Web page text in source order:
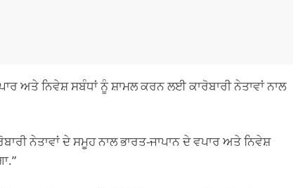
ਅਤੇ ਨਿਵੇਸ਼ ਸਬੰਧਾਂ ਨੂੰ ਸ਼ਾਮਲ ਕਰਨ ਲਈ ਕਾਰੋਬਾਰੀ ਨੇਤਾਵਾਂ ਨਾਲ
ਨੇਤਾਵਾਂ ਦੇ ਸਮੂਹ ਨਾਲ ਭਾਰਤ-ਜਾਪਾਨ ਦੇ ਵਪਾਰ ਅਤੇ ਨਿਵੇਸ਼